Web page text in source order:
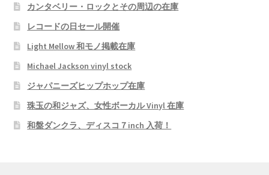
カンタベリー・ロックとその周辺の在庫
レコードの日セール開催
Light Mellow 和モノ掲載在庫
Michael Jackson vinyl stock
ジャパニーズヒップホップ在庫
珠玉の和ジャズ、女性ボーカル Vinyl 在庫
和盤ダンクラ、ディスコ７inch 入荷！